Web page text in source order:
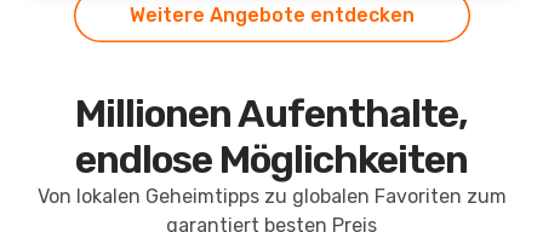
Weitere Angebote entdecken
Millionen Aufenthalte,
endlose Möglichkeiten
Von lokalen Geheimtipps zu globalen Favoriten zum
garantiert besten Preis